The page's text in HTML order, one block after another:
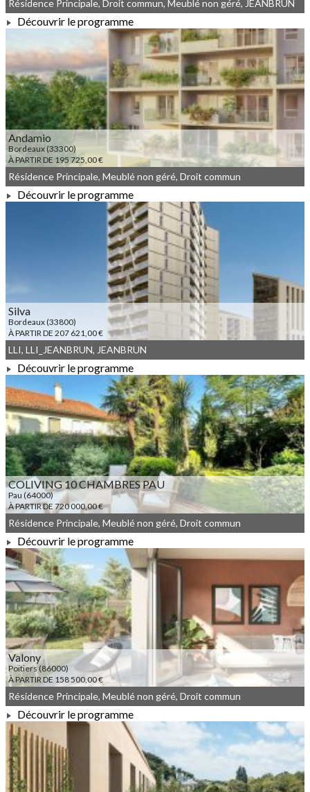
À PARTIR DE 200 900,00 €
Résidence Principale, Droit commun, Meublé non géré, JEANBRUN
Découvrir le programme
Andamio
Bordeaux (33300)
À PARTIR DE 195 725,00 €
À PARTIR DE 195 725,00 €
Résidence Principale, Meublé non géré, Droit commun
Découvrir le programme
Silva
Bordeaux (33800)
À PARTIR DE 207 621,00 €
À PARTIR DE 207 621,00 €
LLI, LLI_JEANBRUN, JEANBRUN
Découvrir le programme
COLIVING 10 CHAMBRES PAU
Pau (64000)
À PARTIR DE 720 000,00 €
À PARTIR DE 720 000,00 €
Résidence Principale, Meublé non géré, Droit commun
Découvrir le programme
Valony
Poitiers (86000)
À PARTIR DE 158 500,00 €
À PARTIR DE 158 500,00 €
Résidence Principale, Meublé non géré, Droit commun
Découvrir le programme